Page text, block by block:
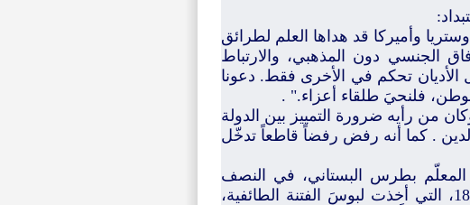
وأميركا قد هداها العلم لطرائق
الجنسي دون المذهبي، والارتباط
الأديان تحكم في الأخرى فقط. دعونا
فلنحيَ طلقاء أعزاء." .
من رأيه ضرورة التمييز بين الدولة
. كما أنه رفض رفضاً قاطعاً تدخّل
بطرس البستاني، في النصف
الثاني من القرن التاسع عشر، ردّاً على مذابح العام 1860، التي أخذت لبوسَ الفتنة الطائفية،